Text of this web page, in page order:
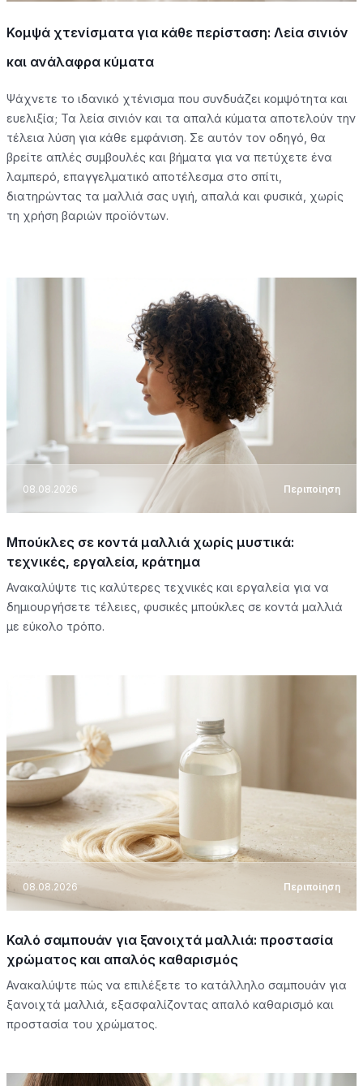
Κομψά χτενίσματα για κάθε περίσταση: Λεία σινιόν
και ανάλαφρα κύματα
Ψάχνετε το ιδανικό χτένισμα που συνδυάζει κομψότητα και
ευελιξία; Τα λεία σινιόν και τα απαλά κύματα αποτελούν την
τέλεια λύση για κάθε εμφάνιση. Σε αυτόν τον οδηγό, θα
βρείτε απλές συμβουλές και βήματα για να πετύχετε ένα
λαμπερό, επαγγελματικό αποτέλεσμα στο σπίτι,
διατηρώντας τα μαλλιά σας υγιή, απαλά και φυσικά, χωρίς
τη χρήση βαριών προϊόντων.
08.08.2026 Περιποίηση
Μπούκλες σε κοντά μαλλιά χωρίς μυστικά:
τεχνικές, εργαλεία, κράτημα
Ανακαλύψτε τις καλύτερες τεχνικές και εργαλεία για να
δημιουργήσετε τέλειες, φυσικές μπούκλες σε κοντά μαλλιά
με εύκολο τρόπο.
08.08.2026 Περιποίηση
Καλό σαμπουάν για ξανοιχτά μαλλιά: προστασία
χρώματος και απαλός καθαρισμός
Ανακαλύψτε πώς να επιλέξετε το κατάλληλο σαμπουάν για
ξανοιχτά μαλλιά, εξασφαλίζοντας απαλό καθαρισμό και
προστασία του χρώματος.